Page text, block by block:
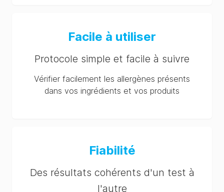
Facile à utiliser
Protocole simple et facile à suivre
Vérifier facilement les allergènes présents
dans vos ingrédients et vos produits
Fiabilité
Des résultats cohérents d'un test à
l'autre